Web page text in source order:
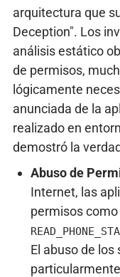
arquitectura que
Deception". Los
análisis estático
de permisos,
lógicamente
anunciada de la
realizado en
demostró la
Abuso de
Internet, las
permisos como
El abuso de